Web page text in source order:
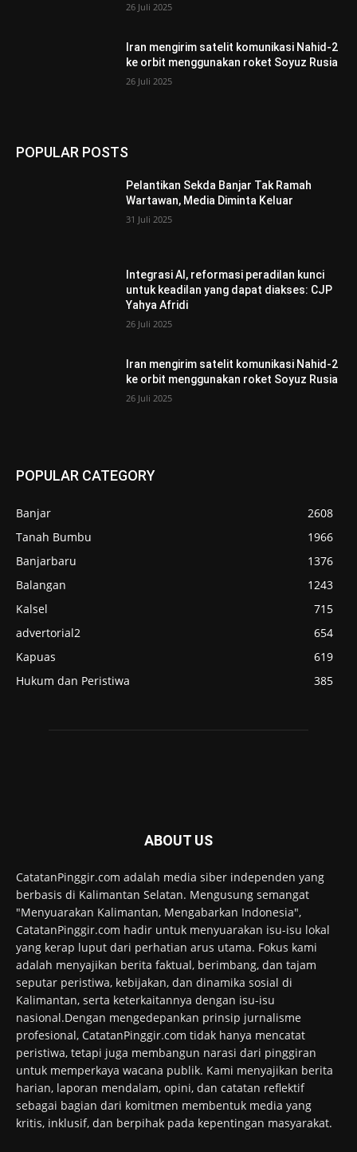
26 Juli 2025
Iran mengirim satelit komunikasi Nahid-2
ke orbit menggunakan roket Soyuz Rusia
26 Juli 2025
POPULAR POSTS
Pelantikan Sekda Banjar Tak Ramah
Wartawan, Media Diminta Keluar
31 Juli 2025
Integrasi AI, reformasi peradilan kunci
untuk keadilan yang dapat diakses: CJP
Yahya Afridi
26 Juli 2025
Iran mengirim satelit komunikasi Nahid-2
ke orbit menggunakan roket Soyuz Rusia
26 Juli 2025
POPULAR CATEGORY
Banjar
2608
Tanah Bumbu
1966
Banjarbaru
1376
Balangan
1243
Kalsel
715
advertorial2
654
Kapuas
619
Hukum dan Peristiwa
385
ABOUT US
CatatanPinggir.com adalah media siber independen yang
berbasis di Kalimantan Selatan. Mengusung semangat
"Menyuarakan Kalimantan, Mengabarkan Indonesia",
CatatanPinggir.com hadir untuk menyuarakan isu-isu lokal
yang kerap luput dari perhatian arus utama. Fokus kami
adalah menyajikan berita faktual, berimbang, dan tajam
seputar peristiwa, kebijakan, dan dinamika sosial di
Kalimantan, serta keterkaitannya dengan isu-isu
nasional.Dengan mengedepankan prinsip jurnalisme
profesional, CatatanPinggir.com tidak hanya mencatat
peristiwa, tetapi juga membangun narasi dari pinggiran
untuk memperkaya wacana publik. Kami menyajikan berita
harian, laporan mendalam, opini, dan catatan reflektif
sebagai bagian dari komitmen membentuk media yang
kritis, inklusif, dan berpihak pada kepentingan masyarakat.